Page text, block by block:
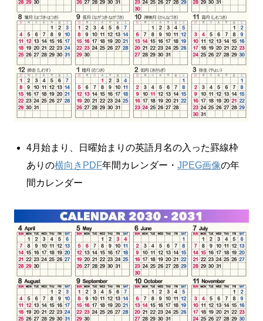
4月始まり、日曜始まりの英語月名の入った罫線枠
ありの横向きPDF年間カレンダー・ JPEG画像の年
間カレンダー